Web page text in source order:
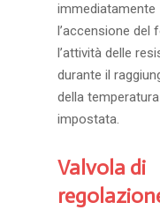
immediatamente
l’accensione del
l’attività delle
durante il
della temperatura
impostata.
Valvola di